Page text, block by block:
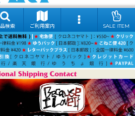
検索 ご利用案内 SALE ITEM